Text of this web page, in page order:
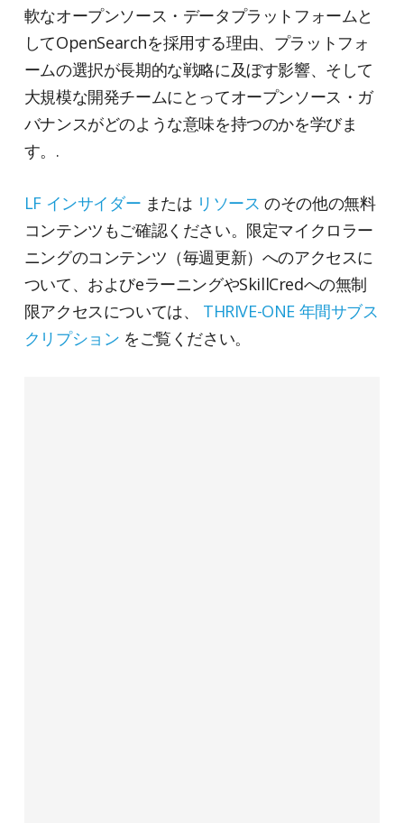
軟なオープンソース・データプラットフォームと
してOpenSearchを採用する理由、プラットフォ
ームの選択が長期的な戦略に及ぼす影響、そして
大規模な開発チームにとってオープンソース・ガ
バナンスがどのような意味を持つのかを学びま
す。.
LF インサイダー または リソース のその他の無料
コンテンツもご確認ください。限定マイクロラー
ニングのコンテンツ（毎週更新）へのアクセスに
ついて、およびeラーニングやSkillCredへの無制
限アクセスについては、
THRIVE-ONE 年間サブス
クリプション をご覧ください。